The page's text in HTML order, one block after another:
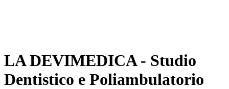
LA DEVIMEDICA - Studio
Dentistico e Poliambulatorio